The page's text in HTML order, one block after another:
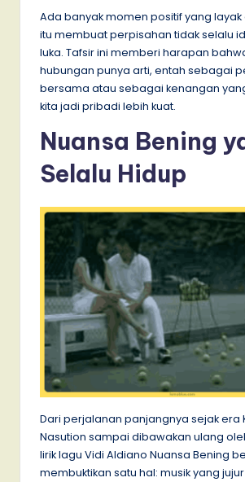
Ada banyak momen positif yang layak
itu membuat perpisahan tidak selalu
luka. Tafsir ini memberi harapan
hubungan punya arti, entah sebagai
bersama atau sebagai kenangan
kita jadi pribadi lebih kuat.
Nuansa Bening
Selalu Hidup
Dari perjalanan panjangnya sejak era
Nasution sampai dibawakan ulang
lirik lagu Vidi Aldiano Nuansa Bening
membuktikan satu hal: musik yang